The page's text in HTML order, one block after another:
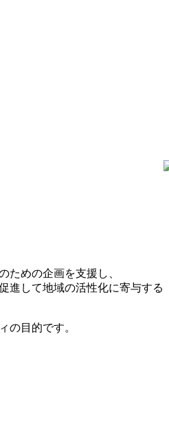
ための企画を支援し、
進して地域の活性化に寄与する
の目的です。